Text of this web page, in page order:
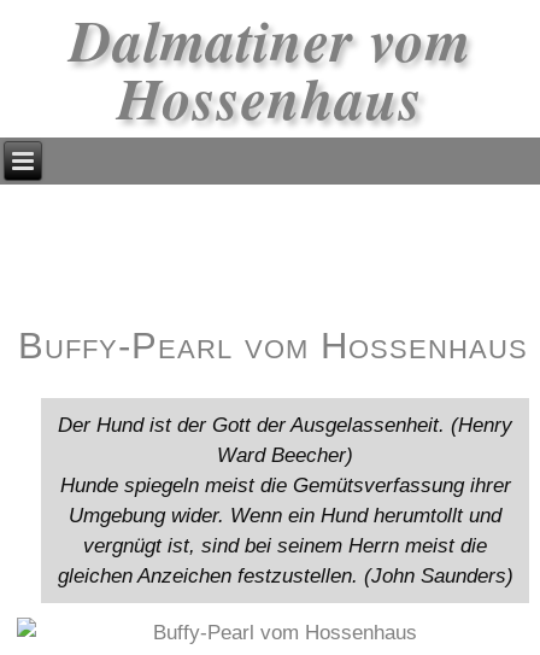
Dalmatiner vom
Hossenhaus
Buffy-Pearl vom Hossenhaus
Der Hund ist der Gott der Ausgelassenheit. (Henry
Ward Beecher)
Hunde spiegeln meist die Gemütsverfassung ihrer
Umgebung wider. Wenn ein Hund herumtollt und
vergnügt ist, sind bei seinem Herrn meist die
gleichen Anzeichen festzustellen. (John Saunders)